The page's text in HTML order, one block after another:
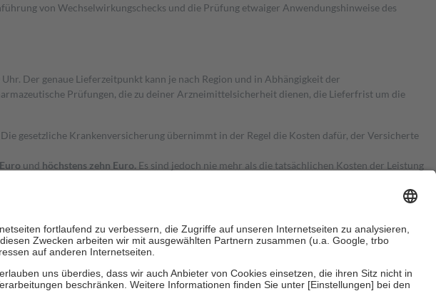
von Wechselwirkungschecks und die Prüfung etwaiger Anwendungshinweise des
Der genaue Lieferzeitpunkt kann je nach Region und in Abhängigkeit der
Prüfungen, die zu deiner Arzneimittelsicherheit dienen, die Lieferfrist um die
gesetzliche Krankenversicherung übernimmt in der Regel die Kosten dafür, der Versicherte
und höchstens zehn Euro. Es sind jedoch nie mehr als die tatsächlichen Kosten der Leistung
unterstützen, fallenkeine Zuzahlungen an bei: